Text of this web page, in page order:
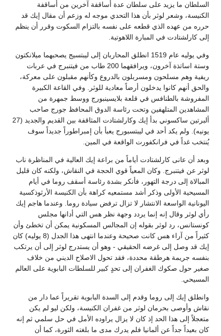
السلطان ما يزيد على سلطان عدة أساقفة آخرين من أساقفة
الكنيسة، وشعر لوثر بأن هذا التحدي موجه له وزعم أن مقال إيك قد
حرره من عهده الذي قطعه على نفسه بالتزام السكوت وقرر أن ينظم
إلى كارلشتادت في المبارة اللاهوتية.
وفي يوليه عام 1519 انطلق المحاربان إلى ليبتسيج يصحبهما ميلانكتون
وستة اساتذة آخرون، ويرافقهما 200 طاب من فيتنبرج في عربات
ريفية وهم مسلحون ومسربلون بالدروع وكأنهم مقبلون على معركة،
والحق أنهم كانوا يدخلون أرضاً معادية للوثر. وفي القاعة الكبيرة
المفروشة بالطنافس في قلعة بلايسينبورج ووسط جمهرة من
المشاهدين المتلهفين وتحت رئاسة الدوق المحافظ جورج صاحب
ألبرتين ساكسوني بدأ إيك وكارلشتادت المثاقفة بين القديم والجديد (27
يونيه). ولم يكد أحد في ليبتسبورج يعبأ بأن إمبراطوراً جديداً سوف
يُنتخب غداً في فرانكفورت الواقعة في المين.
وبعد أن عانى كارلشتادت أياماً من براعة إيك العالية في المناظرة ناب
لوثر عن فيتنبرج. وكان المعياً قوي الحجة في النقاش، ولكنه كان قليل
المبالاة إلى درجة التهور، فأنكر بشدة رئاسة أسقف روما في أيام
المسيحية الأولى وذكر أشد مستمعيه كراهة بأن الكنيسة الأرثوذكسية
اليونانية الواسعة الانتشار لا تزال ترفض سيادة روما. وعندما هاجم إيك
رأي لوثر وقال إنه إنما يردد وجهة نظر هس التي أدانها مجلس
كونستانس، رد لوثر بقوله إن المجالس المسكونية يمكن أن تخطئ وأن
كثيراً من آراء هس كانت صحيحة وعندما انتهى هذا الجدل (8 يوليه) كان
إيك قد وصل إلى غرضه الحقيقي - وهو أن يستدرج لوثر إلى أن يرتكب
بنفسه جريمة هرطقة محددة، فقد تحول الاصلاح الديني من خلاف
صغير حول صكوك الغفران إلى تحدٍ كبير للسلطات البابوية على العالم
المسيحي.
وانطلق إيك إلى روما وقدم إلى السدة البابوية تقريراً عما دار من
نقاش وأوصى بحرمان لوثر من غفران الكنيسة، ولكن ليو لم يكن
متعجلاً إلى هذا الحد إذ كان لا يزال يراوده الأمل في حل سلمي ثم إنه
كان بعيداً جداً عن ألمانيا فلم يدرك مدى ما بلغته الثورة، كما أن